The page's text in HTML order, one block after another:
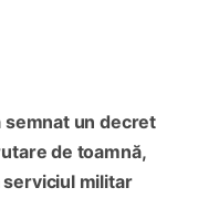
semnat un decret
de toamnă,
militar